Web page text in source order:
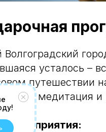
Волгоградский
усталось –
путешествии
медитация
мероприятия: